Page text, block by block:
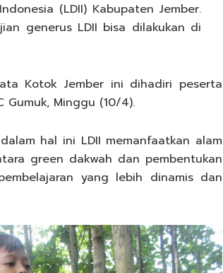
(LDII) Kabupaten Jember.
generus LDII bisa dilakukan di
Kotok Jember ini dihadiri peserta
Gumuk, Minggu (10/4).
hal ini LDII memanfaatkan alam
green dakwah dan pembentukan
yang lebih dinamis dan